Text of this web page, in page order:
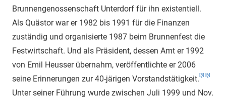
Brunnengenossenschaft Unterdorf für ihn existentiell.
Als Quästor war er 1982 bis 1991 für die Finanzen
zuständig und organisierte 1987 beim Brunnenfest die
Festwirtschaft. Und als Präsident, dessen Amt er 1992
von Emil Heusser übernahm, veröffentlichte er 2006
seine Erinnerungen zur 40-järigen Vorstandstätigkeit. [5] [6]
Unter seiner Führung wurde zwischen Juli 1999 und Nov.